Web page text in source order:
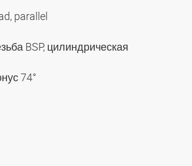
parallel
BSP, цилиндрическая
74°